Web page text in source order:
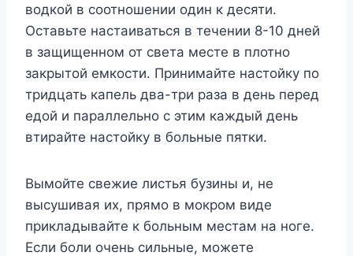
водкой в соотношении один к десяти.
Оставьте настаиваться в течении 8-10 дней
в защищенном от света месте в плотно
закрытой емкости. Принимайте настойку по
тридцать капель два-три раза в день перед
едой и параллельно с этим каждый день
втирайте настойку в больные пятки.
Вымойте свежие листья бузины и, не
высушивая их, прямо в мокром виде
прикладывайте к больным местам на ноге.
Если боли очень сильные, можете